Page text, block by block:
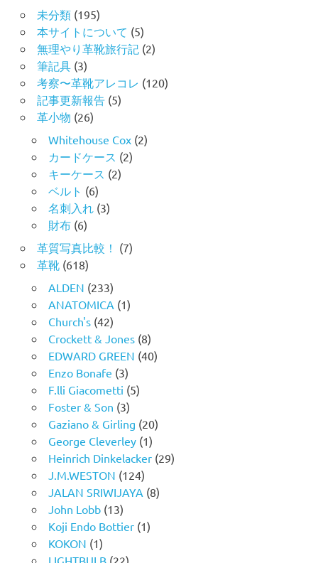
未分類(195)
本サイトについて (5)
無理やり革靴旅行記 (2)
筆記具(3)
考察〜革靴アレコレ (120)
記事更新報告(5)
革小物 (26)
Whitehouse Cox(2)
カードケース (2)
キーケース (2)
ベルト (6)
名刺入れ (3)
財布(6)
革質写真比較！ (7)
革靴(618)
ALDEN (233)
ANATOMICA (1)
Church's(42)
Crockett & Jones(8)
EDWARD GREEN (40)
Enzo Bonafe (3)
F.lli Giacometti (5)
Foster & Son (3)
Gaziano & Girling (20)
George Cleverley(1)
Heinrich Dinkelacker(29)
J.M.WESTON (124)
JALAN SRIWIJAYA (8)
John Lobb(13)
Koji Endo Bottier(1)
KOKON (1)
LIGHTBULB(22)